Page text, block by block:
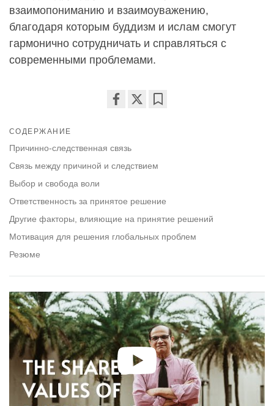
взаимопониманию и взаимоуважению,
благодаря которым буддизм и ислам смогут
гармонично сотрудничать и справляться с
современными проблемами.
СОДЕРЖАНИЕ
Причинно-следственная связь
Связь между причиной и следствием
Выбор и свобода воли
Ответственность за принятое решение
Другие факторы, влияющие на принятие решений
Мотивация для решения глобальных проблем
Резюме